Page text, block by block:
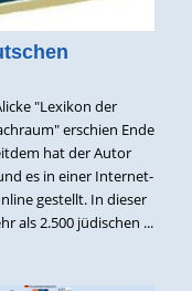
"Lexikon der
erschien Ende
hat der Autor
es in einer Internet-
gestellt. In dieser
als 2.500 jüdischen ...